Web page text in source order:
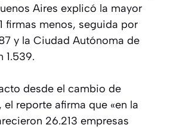
Aires explicó la mayor
firmas menos, seguida por
y la Ciudad Autónoma de
1.539.
desde el cambio de
reporte afirma que «en la
26.213 empresas